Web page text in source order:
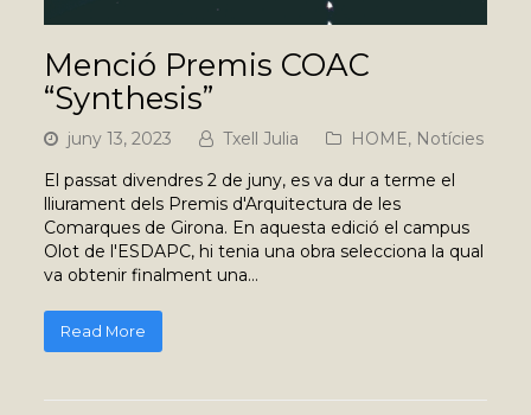
Menció Premis COAC
“Synthesis”
juny 13, 2023 Txell Julia HOME, Notícies
El passat divendres 2 de juny, es va dur a terme el
lliurament dels Premis d'Arquitectura de les
Comarques de Girona. En aquesta edició el campus
Olot de l'ESDAPC, hi tenia una obra selecciona la qual
va obtenir finalment una…
Read More